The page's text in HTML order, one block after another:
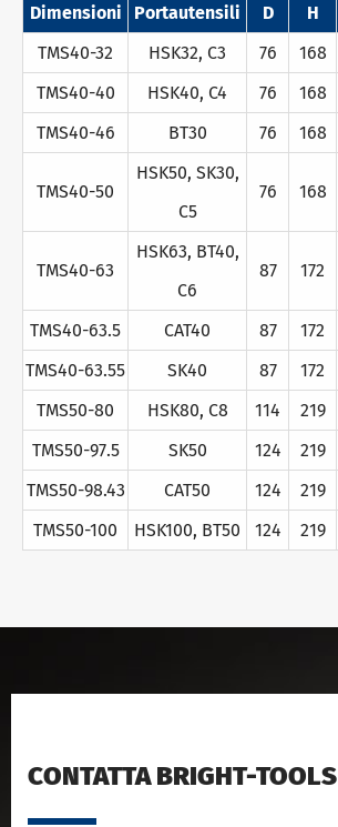
Dimensioni Portautensili D H
TMS40-32
HSK32, C3 76 168
TMS40-40
HSK40, C4 76 168
TMS40-46
BT30 76 168
TMS40-50
HSK50, SK30,
C5
76 168
TMS40-63
HSK63, BT40,
C6
87 172
TMS40-63.5 CAT40 87 172
TMS40-63.55
SK40 87 172
TMS50-80
HSK80, C8 114 219
TMS50-97.5
SK50 124 219
TMS50-98.43
CAT50 124 219
TMS50-100
HSK100, BT50 124 219
CONTATTA BRIGHT-TOOLS